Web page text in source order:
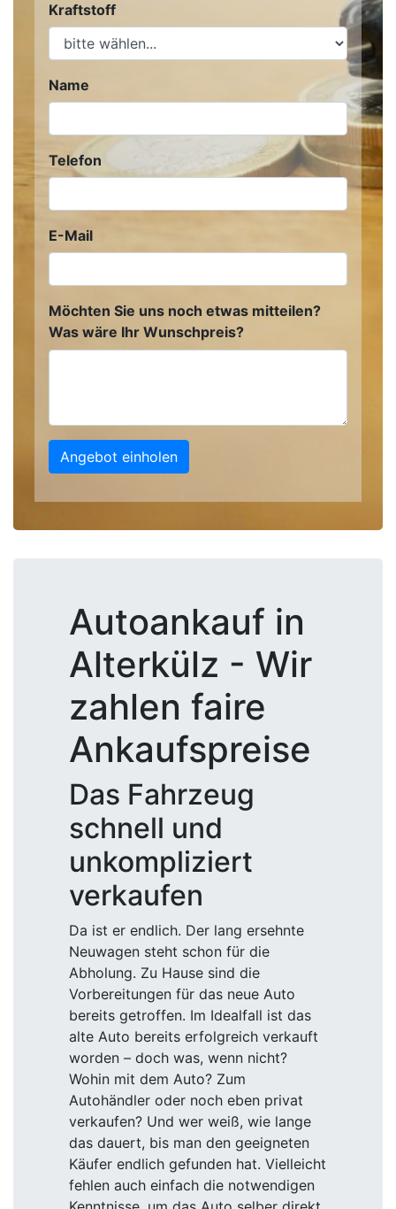
Kraftstoff
Name
Telefon
E-Mail
Möchten Sie uns noch etwas mitteilen?
Was wäre Ihr Wunschpreis?
Angebot einholen
Autoankauf in
Alterkülz - Wir
zahlen faire
Ankaufspreise
Das Fahrzeug
schnell und
unkompliziert
verkaufen
Da ist er endlich. Der lang ersehnte
Neuwagen steht schon für die
Abholung. Zu Hause sind die
Vorbereitungen für das neue Auto
bereits getroffen. Im Idealfall ist das
alte Auto bereits erfolgreich verkauft
worden – doch was, wenn nicht?
Wohin mit dem Auto? Zum
Autohändler oder noch eben privat
verkaufen? Und wer weiß, wie lange
das dauert, bis man den geeigneten
Käufer endlich gefunden hat. Vielleicht
fehlen auch einfach die notwendigen